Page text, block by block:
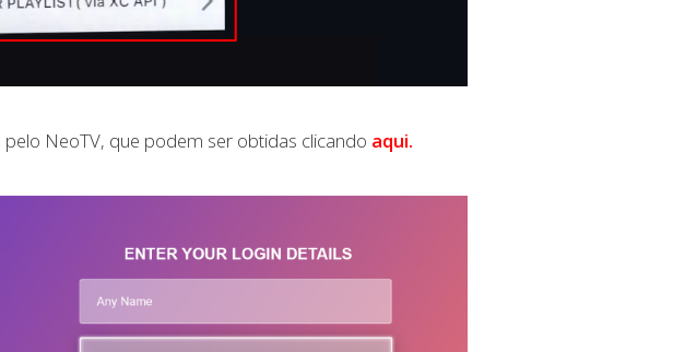
NeoTV, que podem ser obtidas clicando aqui.